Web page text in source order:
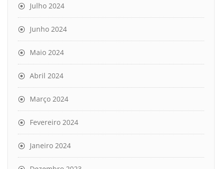
Julho 2024
Junho 2024
Maio 2024
Abril 2024
Março 2024
Fevereiro 2024
Janeiro 2024